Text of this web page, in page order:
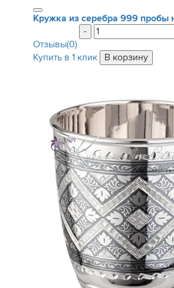
Кружка из серебра 999 пробы
-
Отзывы(0)
Купить в 1 клик